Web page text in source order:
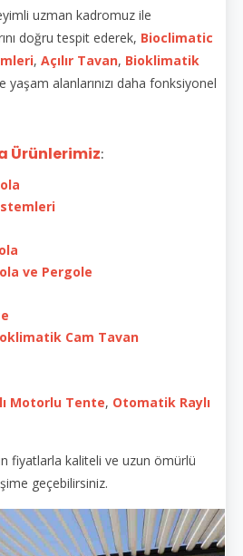
uzman kadromuz ile
doğru tespit ederek, Bioclimatic
, Açılır Tavan, Bioklimatik
yaşam alanlarınızı daha fonksiyonel
Ürünlerimiz:
ve Pergole
Cam Tavan
Motorlu Tente, Otomatik Raylı
fiyatlarla kaliteli ve uzun ömürlü
geçebilirsiniz.